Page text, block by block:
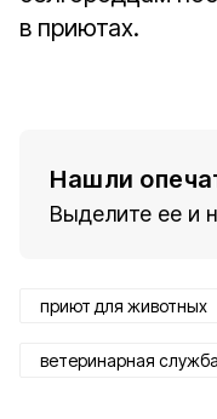
в приютах.
Нашли
Выделите ее и
приют для животных
ветеринарная служба